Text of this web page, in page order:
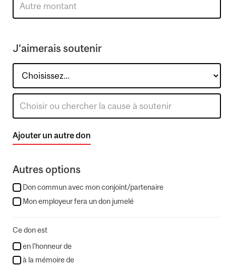
J'aimerais soutenir
Ajouter un autre don
Autres options
Don commun avec mon conjoint/partenaire
Mon employeur fera un don jumelé
Ce don est
en l’honneur de
à la mémoire de